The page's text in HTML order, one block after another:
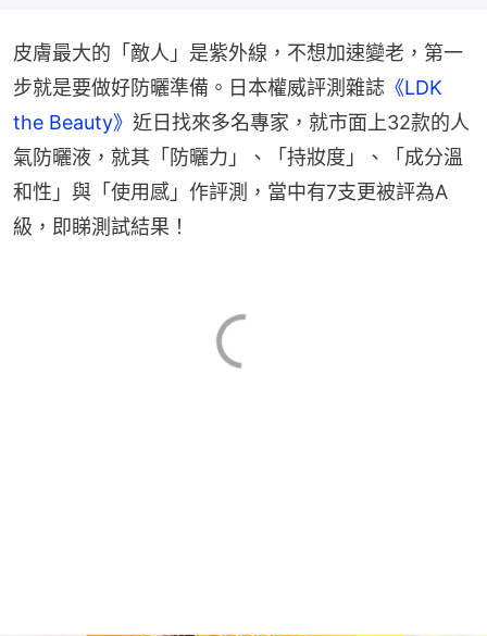
皮膚最大的「敵人」是紫外線，不想加速變老，第一
步就是要做好防曬準備。日本權威評測雜誌 《LDK
the Beauty》 近日找來多名專家，就市面上32款的人
氣防曬液，就其「防曬力」、「持妝度」、「成分溫
和性」與「使用感」作評測，當中有7支更被評為A
級，即睇測試結果！